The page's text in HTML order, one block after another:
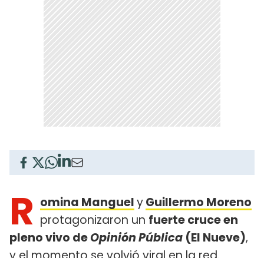
R omina ManguelyGuillermo Moreno
protagonizaron un fuerte cruce en
pleno vivo deOpinión Pública (El Nueve),